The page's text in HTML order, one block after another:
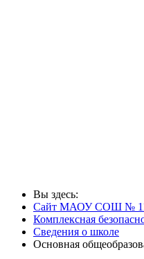
Вы здесь:
Сайт МАОУ СОШ №
Комплексная
Сведения о школе
Основная